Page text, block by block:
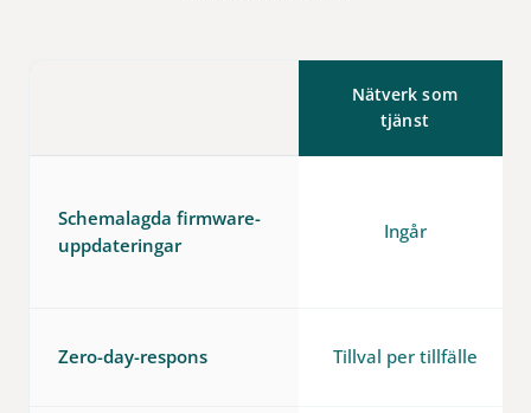
Nätverk som
tjänst
Schemalagda firmware-
uppdateringar
Ingår
Zero-day-respons Tillval per tillfälle